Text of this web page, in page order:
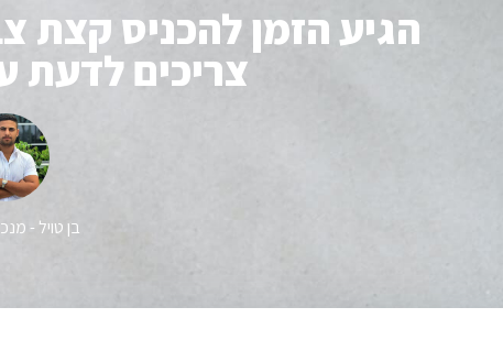
הגיע הזמן להכניס קצת
צריכים לדעת
בן טויל -